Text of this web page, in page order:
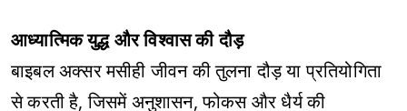
आध्यात्मिक युद्ध और विश्वास की दौड़
बाइबल अक्सर मसीही जीवन की तुलना दौड़ या प्रतियोगिता
से करती है, जिसमें अनुशासन, फोकस और धैर्य की